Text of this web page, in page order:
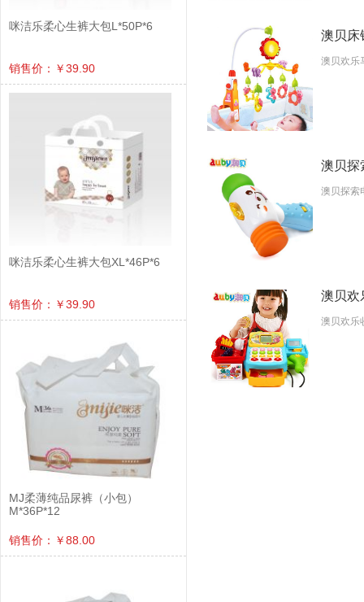
澳贝
澳贝欢乐
澳贝探
澳贝探索
澳贝欢
澳贝欢乐
咪洁乐柔心生裤大包L*50P*6
销售价：￥39.90
咪洁乐柔心生裤大包XL*46P*6
销售价：￥39.90
MJ柔薄纯品尿裤（小包）
M*36P*12
销售价：￥88.00